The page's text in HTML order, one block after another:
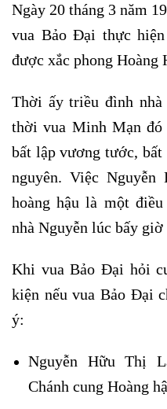
Ngày 20 tháng 3 năm
vua Bảo Đại thực
được xắc phong Hoàng
Thời ấy triều đình
thời vua Minh Mạn đó
bất lập vương tước,
nguyên. Việc
hoàng hậu là một
nhà Nguyễn lúc bấy giờ
Khi vua Bảo Đại hỏi
kiện nếu vua Bảo Đại
ý:
Nguyễn Hữu Thị
Chánh cung Hoàng